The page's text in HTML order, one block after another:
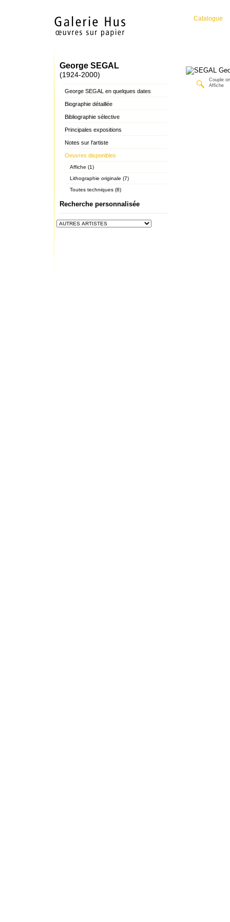
Catalogue
George SEGAL
(1924-2000)
George SEGAL en quelques dates
Biographie détaillée
Bibliographie sélective
Principales expositions
Notes sur l'artiste
Oeuvres disponibles
Affiche (1)
Lithographie originale (7)
Toutes techniques (8)
Recherche personnalisée
Couple
Affiche